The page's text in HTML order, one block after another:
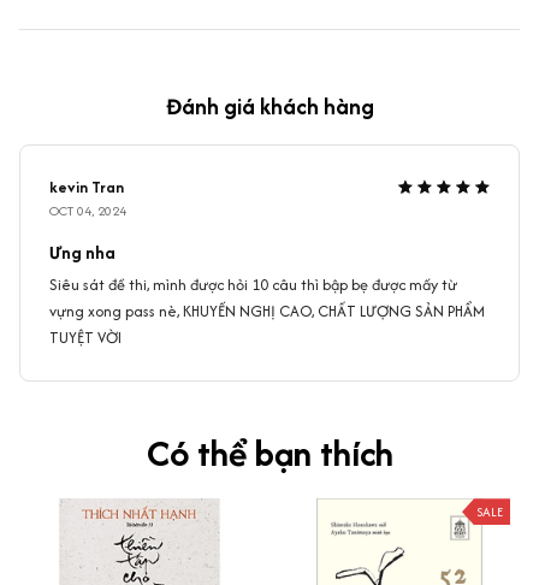
Đánh giá khách hàng
kevin Tran
OCT 04, 2024
Ưng nha
Siêu sát đề thi, mình được hỏi 10 câu thì bập bẹ được mấy từ
vựng xong pass nè, KHUYẾN NGHỊ CAO, CHẤT LƯỢNG SẢN PHẨM
TUYỆT VỜI
Có thể bạn thích
SALE